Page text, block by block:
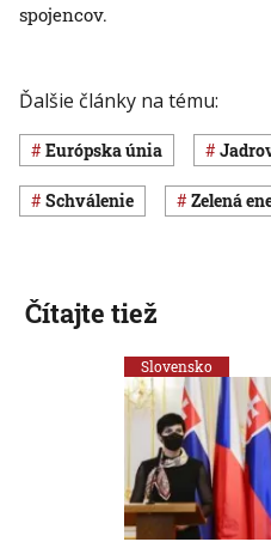
spojencov.
Ďalšie články na tému:
Európska únia
schválenie zelená
Čítajte tiež
Slovensko